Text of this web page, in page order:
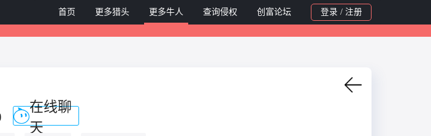
首页 更多猎头 更多牛人 查询侵权 创富论坛 登录 / 注册
在线聊
天